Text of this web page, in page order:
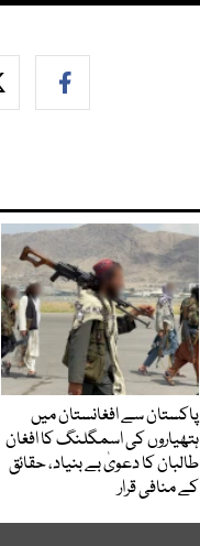
پاکستان سے افغانستان میں
ہتھیاروں کی اسمگلنگ کا افغان
طالبان کا دعویٰ بے بنیاد، حقائق
کے منافی قرار